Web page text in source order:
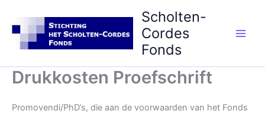
inhoud
Scholten-
Cordes
Fonds
Drukkosten Proefschrift
Promovendi/PhD’s, die aan de voorwaarden van het Fonds